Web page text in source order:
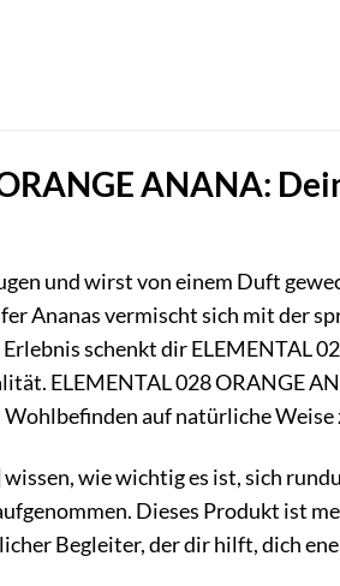
ANANA:
und wirst von einem Duft
Ananas vermischt sich mit der
schenkt dir ELEMENTAL
ELEMENTAL 028 ORANGE
auf natürliche Weise
wie wichtig es ist, sich
Dieses Produkt ist
Begleiter, der dir hilft, dich